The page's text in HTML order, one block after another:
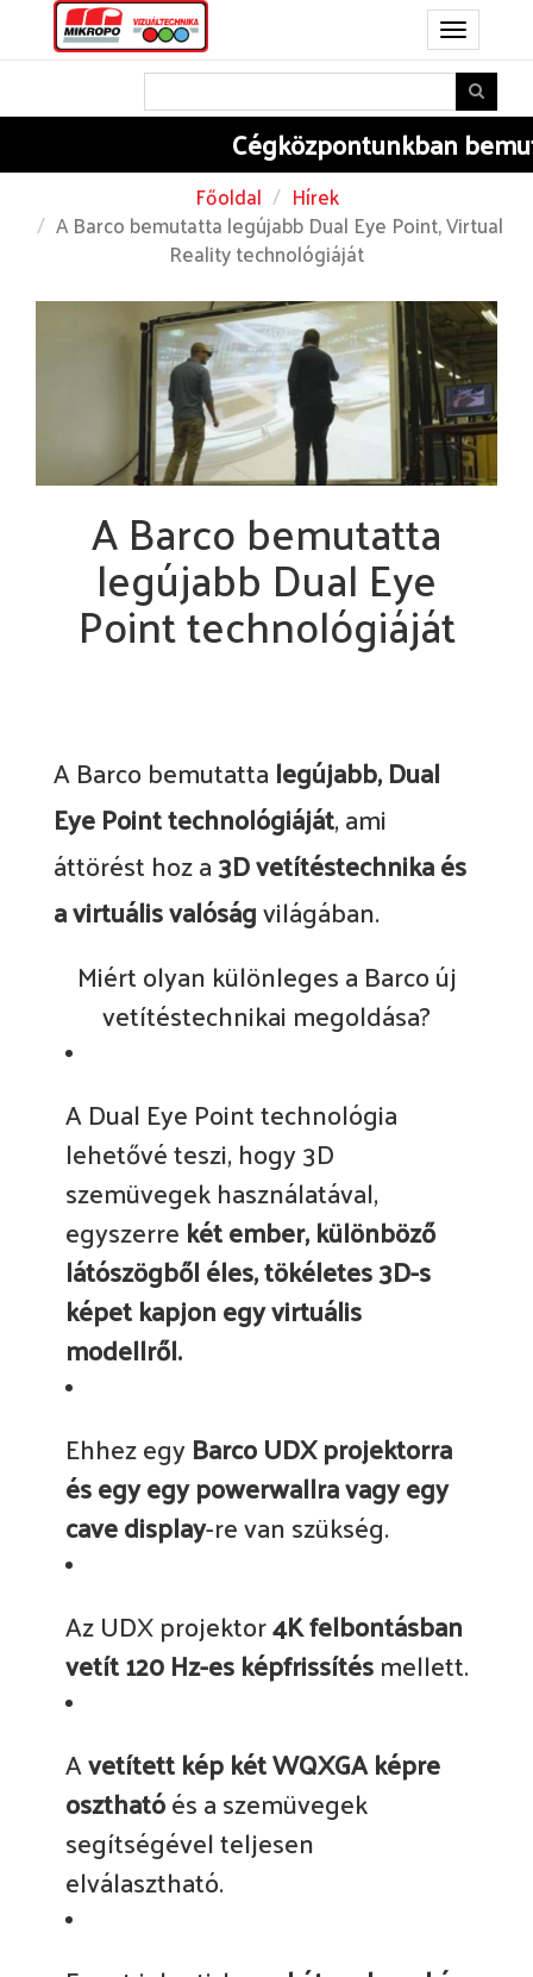
Toggle
navigation
Cégközpontunkban
Főoldal
Hírek
A Barco bemutatta legújabb Dual Eye Point, Virtual
Reality technológiáját
A Barco bemutatta
legújabb Dual Eye
Point technológiáját
A Barco bemutatta legújabb, Dual
Eye Point technológiáját, ami
áttörést hoz a3D vetítéstechnika és
a virtuális valóságvilágában.
Miért olyan különleges a Barco új
vetítéstechnikai megoldása?
A Dual Eye Point technológia
lehetővé teszi, hogy 3D
szemüvegek használatával,
egyszerre két ember, különböző
látószögből éles, tökéletes 3D-s
képet kapjon egy virtuális
modellről.
Ehhez egyBarco UDX projektorra
és egy egy powerwallra vagy egy
cave display-re van szükség.
Az UDX projektor4K felbontásban
vetít 120 Hz-es képfrissítésmellett.
Avetített kép két WQXGA képre
oszthatóés a szemüvegek
segítségével teljesen
elválasztható.